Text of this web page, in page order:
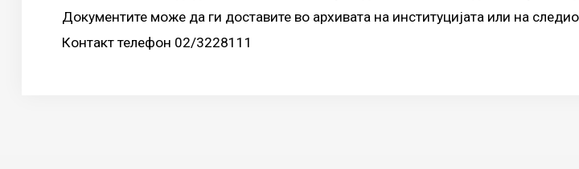
Документите може да ги доставите во архивата на институцијата или на
Контакт телефон 02/3228111